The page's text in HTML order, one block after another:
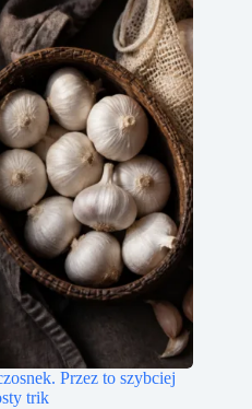
Przez to szybciej
trik